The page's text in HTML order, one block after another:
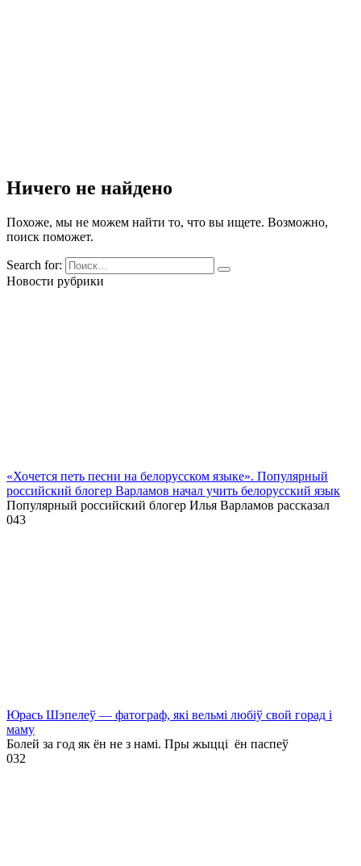
Ничего не найдено
Похоже, мы не можем найти то, что вы ищете. Возможно,
поиск поможет.
Search for:
Новости рубрики
«Хочется петь песни на белорусском языке». Популярный
российский блогер Варламов начал учить белорусский язык
Популярный российский блогер Илья Варламов рассказал
043
Юрась Шэпелеў — фатограф, які вельмі любіў свой горад і
маму
Болей за год як ён не з намі. Пры жыцці ён паспеў
032